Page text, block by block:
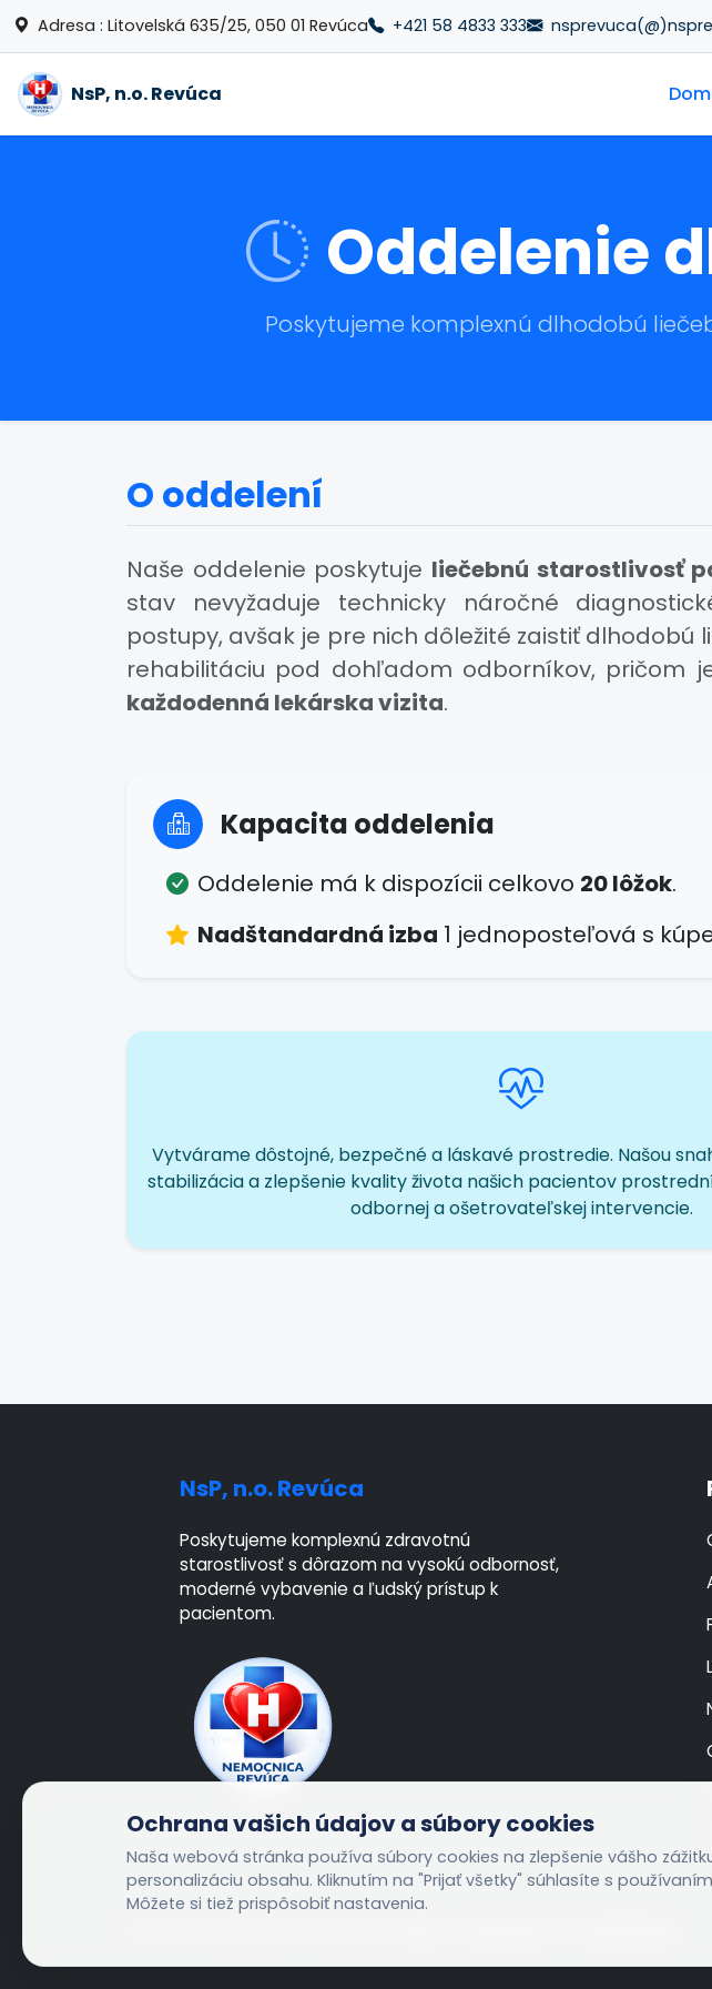
Adresa : Litovelská 635/25, 050 01 Revúca +421 58 4833 333
NsP, n.o. Revúca
Oddelenie
Poskytujeme komplexnú dlhodobú
O oddelení
Naše oddelenie poskytuje liečebnú starostlivosť
stav nevyžaduje technicky náročné
postupy, avšak je pre nich dôležité zaistiť dlhodobú
rehabilitáciu pod dohľadom odborníkov, pričom
každodenná lekárska vizita.
Kapacita oddelenia
Oddelenie má k dispozícii celkovo 20 lôžok.
Nadštandardná izba 1 jednoposteľová s
Vytvárame dôstojné, bezpečné a láskavé prostredie. Našou
stabilizácia a zlepšenie kvality života našich pacientov
odbornej a ošetrovateľskej intervencie.
NsP, n.o. Revúca
Poskytujeme komplexnú zdravotnú
starostlivosť s dôrazom na vysokú odbornosť,
moderné vybavenie a ľudský prístup k
pacientom.
Ochrana vašich údajov a súbory cookies
Naša webová stránka používa súbory cookies na zlepšenie vášho
personalizáciu obsahu. Kliknutím na "Prijať všetky" súhlasíte s
Môžete si tiež prispôsobiť nastavenia.